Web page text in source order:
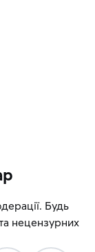
Будь
нецензурних